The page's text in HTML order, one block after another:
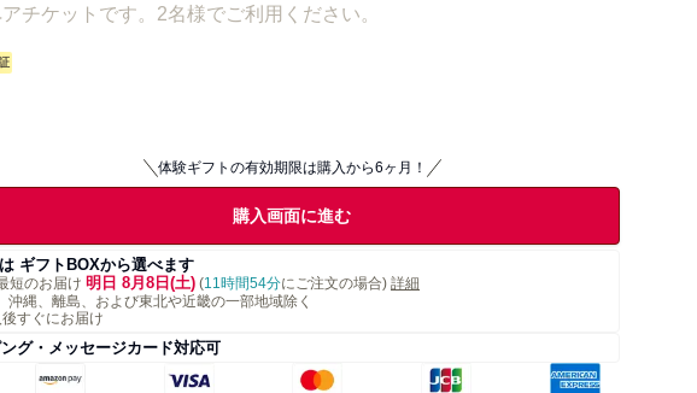
チケットです。2名様でご利用ください。
体験ギフトの有効期限は購入から6ヶ月！
購入画面に進む
ギフトBOXから選べます
短のお届け 明日 8月8日(土) (11時間54分にご注文の場合) 詳細
縄、離島、および東北や近畿の一部地域除く
すぐにお届け
グ・メッセージカード対応可